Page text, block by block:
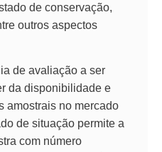
de conservação,
outros aspectos
de avaliação a ser
da disponibilidade e
amostrais no mercado
de situação permite a
com número